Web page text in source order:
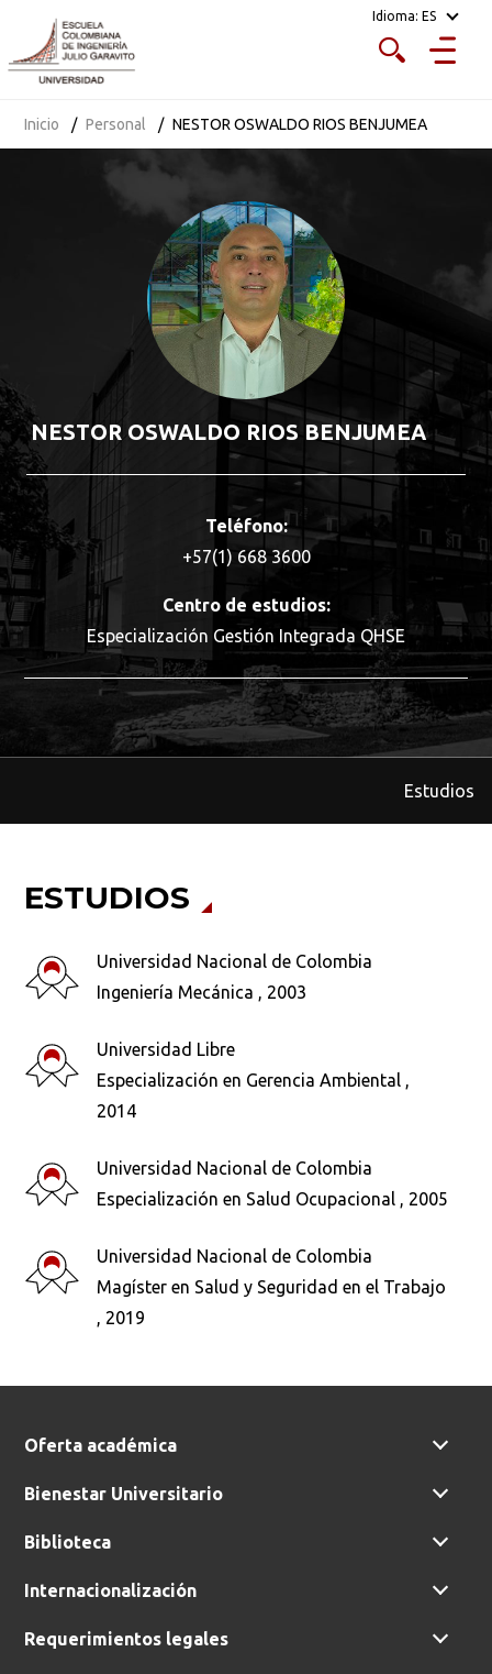
Idioma: ES
Inicio Personal NESTOR OSWALDO RIOS BENJUMEA
NESTOR OSWALDO RIOS BENJUMEA
Teléfono:
+57(1) 668 3600
Centro de estudios:
Especialización Gestión Integrada QHSE
Estudios
ESTUDIOS
Universidad Nacional de Colombia
Ingeniería Mecánica , 2003
Universidad Libre
Especialización en Gerencia Ambiental ,
2014
Universidad Nacional de Colombia
Especialización en Salud Ocupacional , 2005
Universidad Nacional de Colombia
Magíster en Salud y Seguridad en el Trabajo
, 2019
¿Qué buscas?
Buscar en: *
Oferta académica
Bienestar Universitario
Biblioteca
Internacionalización
Requerimientos legales